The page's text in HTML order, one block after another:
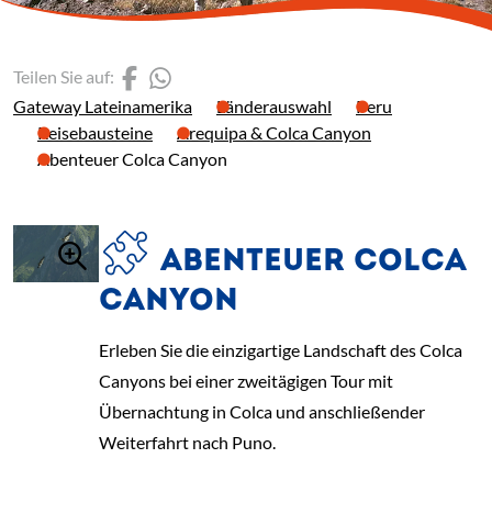
Gateway Lateinamerika Länderauswahl
Peru
Reisebausteine
Arequipa & Colca Canyon
Abenteuer Colca Canyon
Teilen Sie auf: (Link öffnet einen neuen
ABENTEUER COLCA
CANYON
Erleben Sie die einzigartige Landschaft des Colca
Canyons bei einer zweitägigen Tour mit
Übernachtung in Colca und anschließender
Weiterfahrt nach Puno.